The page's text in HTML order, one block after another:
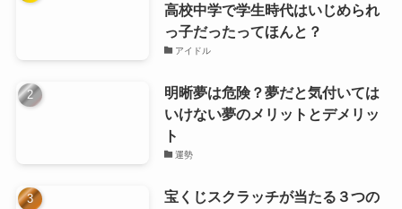
高校中学で学生時代はいじめられ
っ子だったってほんと？
アイドル
明晰夢は危険？夢だと気付いては
いけない夢のメリットとデメリッ
ト
運勢
宝くじスクラッチが当たる３つの